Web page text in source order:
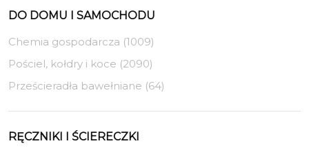
DO DOMU I SAMOCHODU
Chemia gospodarcza (1009)
Pościel, kołdry i koce (2090)
Prześcieradła bawełniane (64)
RĘCZNIKI I ŚCIERECZKI